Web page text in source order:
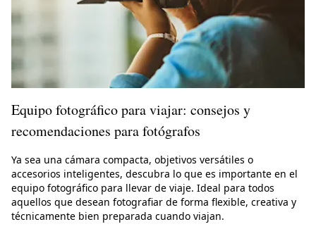
Equipo fotográfico para viajar: consejos y
recomendaciones para fotógrafos
Ya sea una cámara compacta, objetivos versátiles o
accesorios inteligentes, descubra lo que es importante en el
equipo fotográfico para llevar de viaje. Ideal para todos
aquellos que desean fotografiar de forma flexible, creativa y
técnicamente bien preparada cuando viajan.